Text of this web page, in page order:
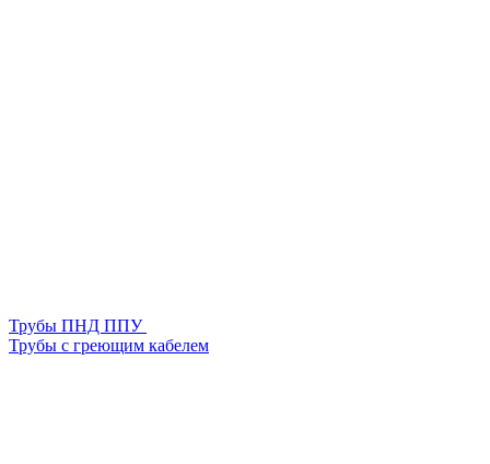
Трубы ПНД ППУ
Трубы с греющим кабелем